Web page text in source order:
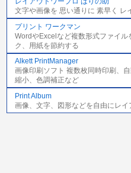
文字や画像を 思い通りに 素早く レ
プリント ワークマン
WordやExcelなど複数形式ファイ
ク、用紙を節約する
Alkett PrintManager
画像印刷ソフト 複数枚同時印刷、
縮小、色調補正など
Print Album
画像、文字、図形などを自由にレ